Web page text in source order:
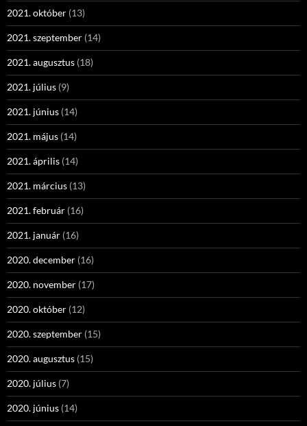
2021. október (13)
2021. szeptember (14)
2021. augusztus (18)
2021. július (9)
2021. június (14)
2021. május (14)
2021. április (14)
2021. március (13)
2021. február (16)
2021. január (16)
2020. december (16)
2020. november (17)
2020. október (12)
2020. szeptember (15)
2020. augusztus (15)
2020. július (7)
2020. június (14)